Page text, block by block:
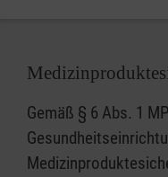
www.via-
Wunsch vernetzen
Trauerangeboten
Gemäß § 6 Abs. 1